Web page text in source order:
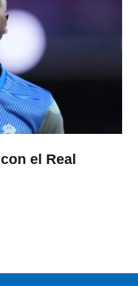
el Real